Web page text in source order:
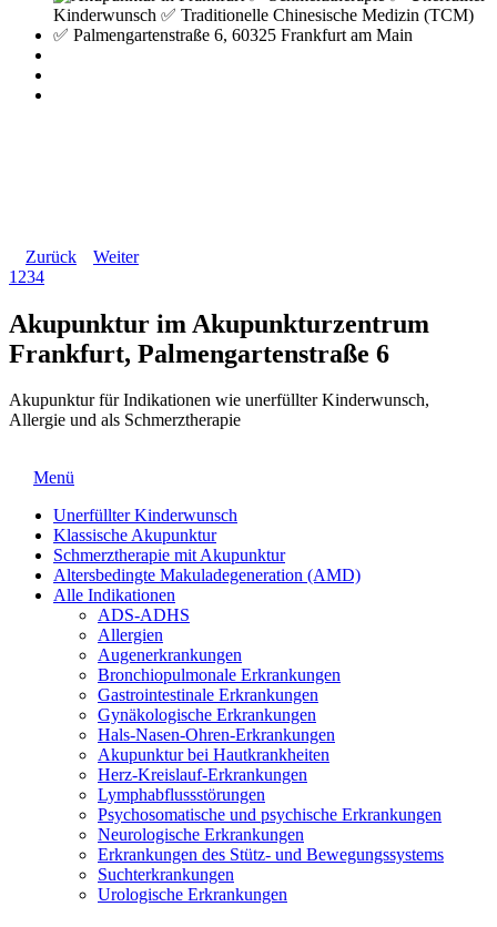
Zurück
Weiter
1 234
Akupunktur im Akupunkturzentrum
Frankfurt, Palmengartenstraße 6
Akupunktur für Indikationen wie unerfüllter Kinderwunsch,
Allergie und als Schmerztherapie
Menü
Unerfüllter Kinderwunsch
Klassische Akupunktur
Schmerztherapie mit Akupunktur
Altersbedingte Makuladegeneration (AMD)
Alle Indikationen
ADS-ADHS
Allergien
Augenerkrankungen
Bronchiopulmonale Erkrankungen
Gastrointestinale Erkrankungen
Gynäkologische Erkrankungen
Hals-Nasen-Ohren-Erkrankungen
Akupunktur bei Hautkrankheiten
Herz-Kreislauf-Erkrankungen
Lymphabflussstörungen
Psychosomatische und psychische Erkrankungen
Neurologische Erkrankungen
Erkrankungen des Stütz- und Bewegungssystems
Suchterkrankungen
Urologische Erkrankungen